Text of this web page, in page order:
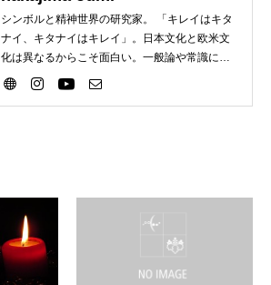
シンボルと精神世界の研究家。 「キレイはキタ
ナイ、キタナイはキレイ」。日本文化と欧米文
化は異なるからこそ面白い。一般論や常識に違
和感がある方歓迎。